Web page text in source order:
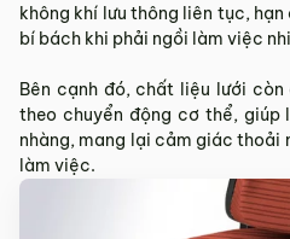
không khí lưu thông liên tục,
bí bách khi phải ngồi làm việc
Bên cạnh đó, chất liệu lưới
theo chuyển động cơ thể, giúp
nhàng, mang lại cảm giác thoải
làm việc.